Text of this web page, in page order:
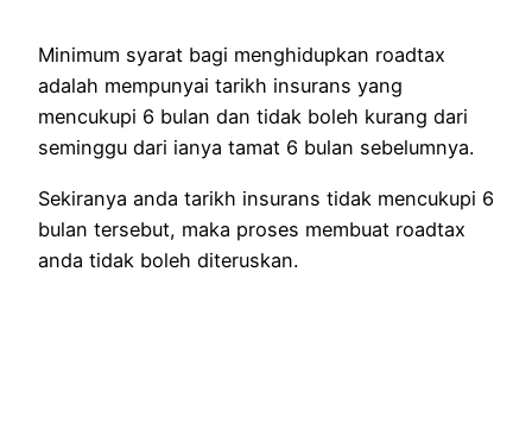
Minimum syarat bagi menghidupkan roadtax
adalah mempunyai tarikh insurans yang
mencukupi 6 bulan dan tidak boleh kurang dari
seminggu dari ianya tamat 6 bulan sebelumnya.
Sekiranya anda tarikh insurans tidak mencukupi 6
bulan tersebut, maka proses membuat roadtax
anda tidak boleh diteruskan.